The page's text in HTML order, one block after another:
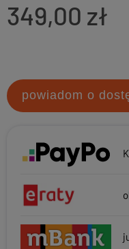
349,00 zł
powiadom o